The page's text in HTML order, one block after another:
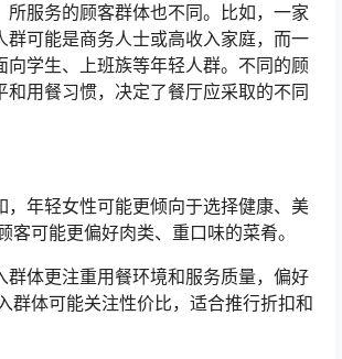
所服务的顾客群体也不同。比如，一家
群可能是商务人士或高收入家庭，而一
向学生、上班族等年轻人群。不同的顾
和用餐习惯，决定了餐厅应采取的不同
，年轻女性可能更倾向于选择健康、美
客可能更偏好肉类、重口味的菜肴。
群体更注重用餐环境和服务质量，偏好
群体可能关注性价比，适合推行折扣和